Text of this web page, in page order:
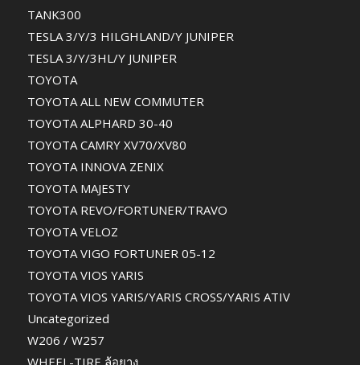
TANK300
TESLA 3/Y/3 HILGHLAND/Y JUNIPER
TESLA 3/Y/3HL/Y JUNIPER
TOYOTA
TOYOTA ALL NEW COMMUTER
TOYOTA ALPHARD 30-40
TOYOTA CAMRY XV70/XV80
TOYOTA INNOVA ZENIX
TOYOTA MAJESTY
TOYOTA REVO/FORTUNER/TRAVO
TOYOTA VELOZ
TOYOTA VIGO FORTUNER 05-12
TOYOTA VIOS YARIS
TOYOTA VIOS YARIS/YARIS CROSS/YARIS ATIV
Uncategorized
W206 / W257